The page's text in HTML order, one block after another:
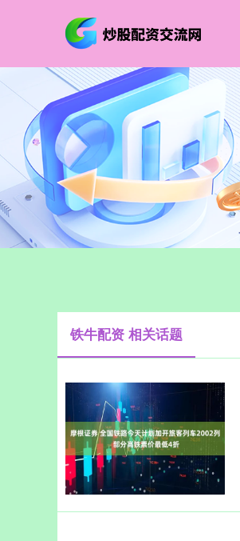
铁牛配资 相关话题